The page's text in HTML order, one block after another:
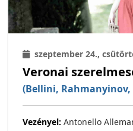
szeptember 24.,
Veronai
(Bellini, Rahmanyinov,
Vezényel: Antonello